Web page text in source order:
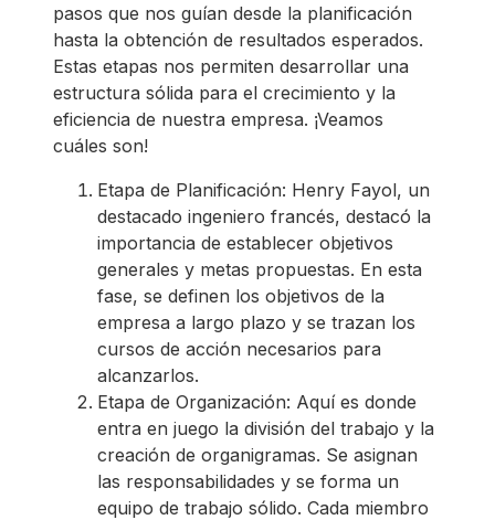
pasos que nos guían desde la planificación
hasta la obtención de resultados esperados.
Estas etapas nos permiten desarrollar una
estructura sólida para el crecimiento y la
eficiencia de nuestra empresa. ¡Veamos
cuáles son!
Etapa de Planificación: Henry Fayol, un
destacado ingeniero francés, destacó la
importancia de establecer objetivos
generales y metas propuestas. En esta
fase, se definen los objetivos de la
empresa a largo plazo y se trazan los
cursos de acción necesarios para
alcanzarlos.
Etapa de Organización: Aquí es donde
entra en juego la división del trabajo y la
creación de organigramas. Se asignan
las responsabilidades y se forma un
equipo de trabajo sólido. Cada miembro